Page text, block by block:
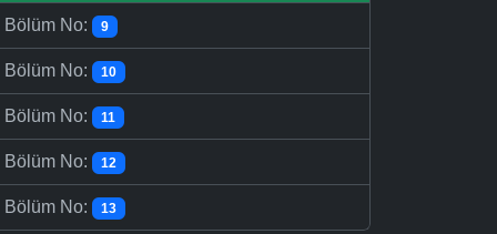
Bölüm No: 9
Bölüm No: 10
Bölüm No: 11
Bölüm No: 12
Bölüm No: 13